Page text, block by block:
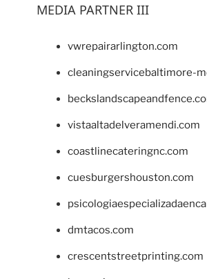
MEDIA PARTNER III
vwrepairarlington.com
cleaningservicebaltimore-
vistaaltadelveramendi.com
coastlinecateringnc.com
cuesburgershouston.com
dmtacos.com
crescentstreetprinting.com